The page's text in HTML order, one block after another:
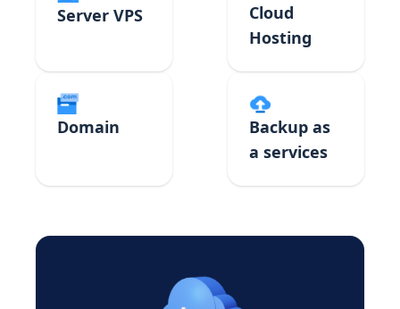
Server VPS
Cloud
Hosting
Domain
Backup as
a services